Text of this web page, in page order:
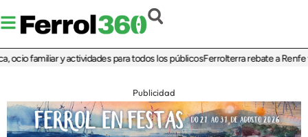
familiar y actividades para todos los públicosFerrolterra rebate a Renfe y
Publicidad